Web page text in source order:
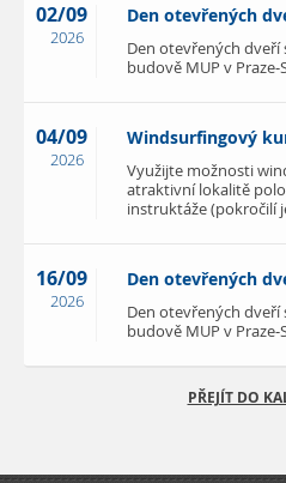
02/09
2026
Den otevřených
Den otevřených dveří
budově MUP v Praze-
04/09
2026
Windsurfingový
Využijte možnosti
atraktivní lokalitě
instruktáže (pokročilí
16/09
2026
Den otevřených
Den otevřených dveří
budově MUP v Praze-
PŘEJÍT DO